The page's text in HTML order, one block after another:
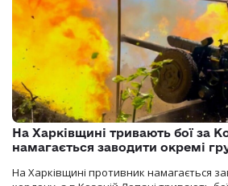
На Харківщині тривають бої за
намагається заводити окремі
На Харківщині противник намагається